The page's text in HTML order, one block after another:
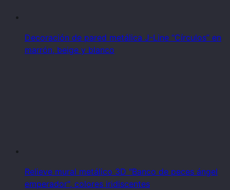
Decoración de pared metálica J-Line “Círculos” en
marrón, beige y blanco
Relieve mural metálico 3D "Banco de peces ángel
emperador", colores iridiscentes